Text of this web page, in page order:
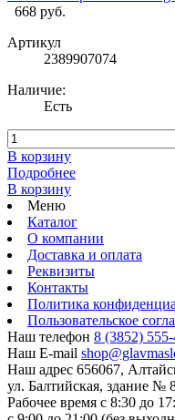
668 руб.
Артикул
2389907074
Наличие:
Есть
В корзину
Подробнее
В корзину
Меню
Каталог
О компании
Доставка и оплата
Реквизиты
Контакты
Политика
Пользовательское
Наш телефон 8 (3852)
Наш E-mail
Наш адрес 656067,
ул. Балтийская, здание №
Рабочее время с 8:30 до